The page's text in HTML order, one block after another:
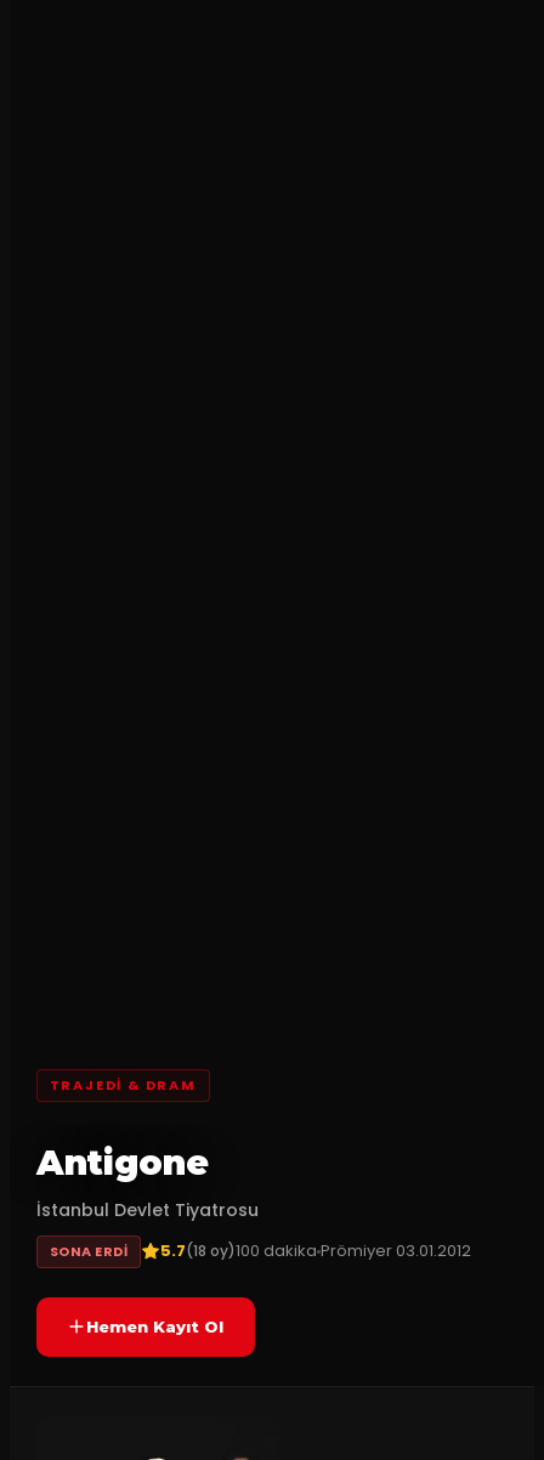
TRAJEDI & DRAM
Antigone
İstanbul Devlet Tiyatrosu
SONA ERDI 5.7(18 oy)100 dakikaPrömiyer 03.01.2012
Hemen Kayıt Ol